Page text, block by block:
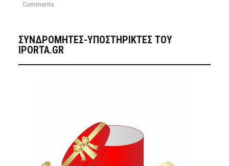
Comments
ΣΥΝΔΡΟΜΗΤΈΣ-ΥΠΟΣΤΗΡΙΚΤΈΣ ΤΟΥ
IPORTA.GR